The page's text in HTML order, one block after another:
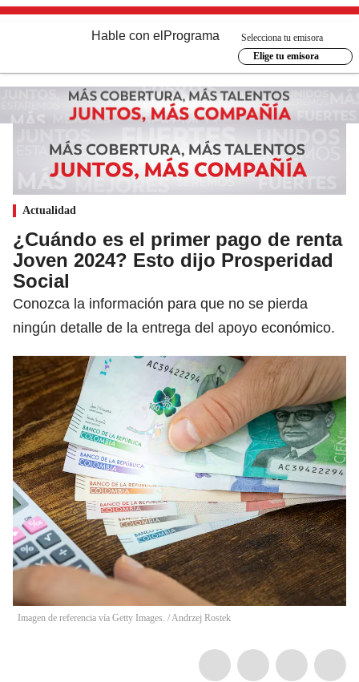
Hable con el Programa
Selecciona tu emisora
Elige tu emisora
Actualidad
¿Cuándo es el primer pago de renta
Joven 2024? Esto dijo Prosperidad
Social
Conozca la información para que no se pierda
ningún detalle de la entrega del apoyo económico.
Imagen de referencia vía Getty Images. /Andrzej Rostek